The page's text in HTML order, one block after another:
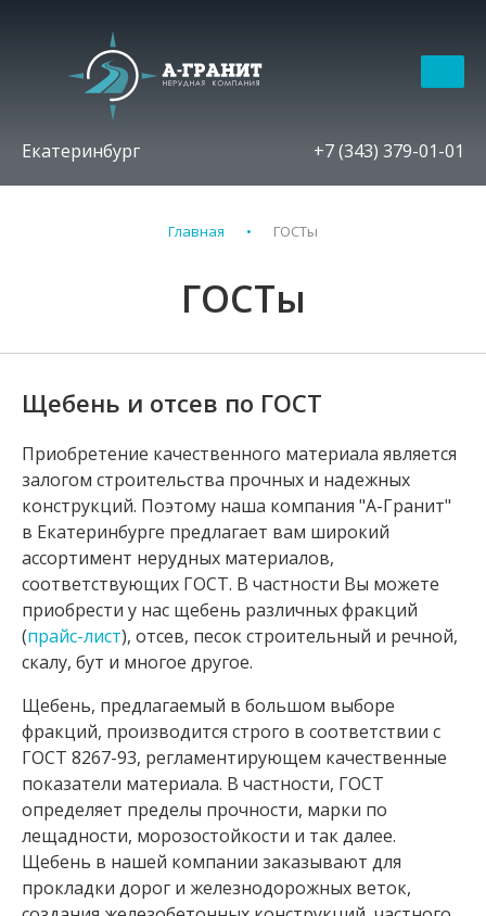
Екатеринбург +7 (343) 379-01-01
Главная ГОСТы
ГОСТы
Щебень и отсев по ГОСТ
Приобретение качественного материала является
залогом строительства прочных и надежных
конструкций. Поэтому наша компания "А-Гранит"
в Екатеринбурге предлагает вам широкий
ассортимент нерудных материалов,
соответствующих ГОСТ. В частности Вы можете
приобрести у нас щебень различных фракций
(прайс-лист), отсев, песок строительный и речной,
скалу, бут и многое другое.
Щебень, предлагаемый в большом выборе
фракций, производится строго в соответствии с
ГОСТ 8267-93, регламентирующем качественные
показатели материала. В частности, ГОСТ
определяет пределы прочности, марки по
лещадности, морозостойкости и так далее.
Щебень в нашей компании заказывают для
прокладки дорог и железнодорожных веток,